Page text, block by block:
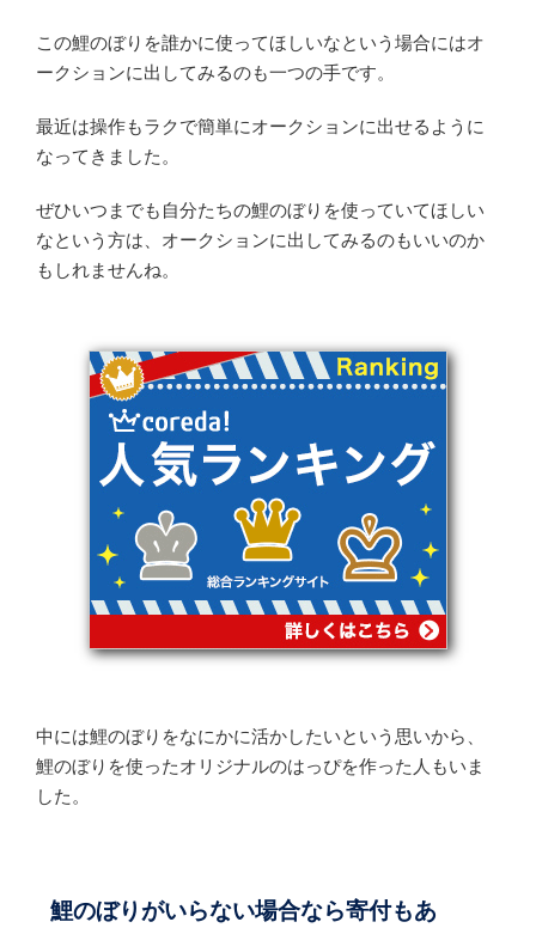
この鯉のぼりを誰かに使ってほしいなという場合にはオ
ークションに出してみるのも一つの手です。
最近は操作もラクで簡単にオークションに出せるように
なってきました。
ぜひいつまでも自分たちの鯉のぼりを使っていてほしい
なという方は、オークションに出してみるのもいいのか
もしれませんね。
中には鯉のぼりをなにかに活かしたいという思いから、
鯉のぼりを使ったオリジナルのはっぴを作った人もいま
した。
鯉のぼりがいらない場合なら寄付もあ